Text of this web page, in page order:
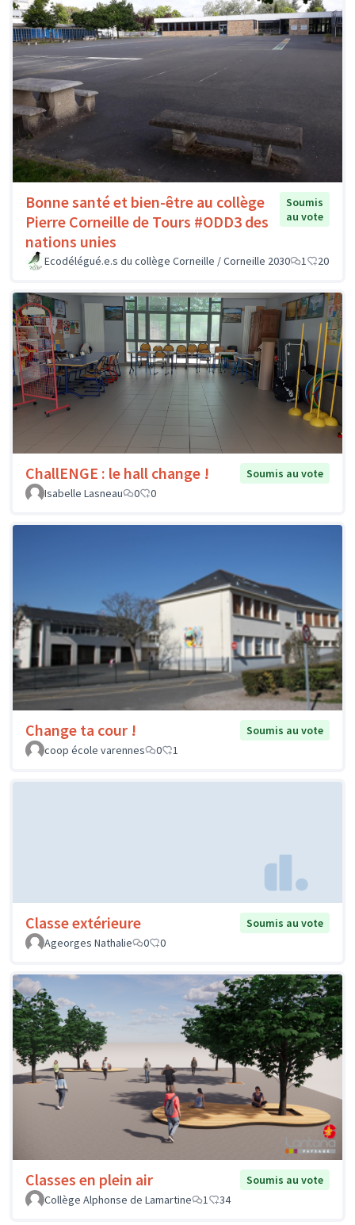
Bonne santé et bien-être au collège
Pierre Corneille de Tours #ODD3 des
nations unies
Soumis
au vote
Ecodélégué.e.s du collège Corneille / Corneille 2030 1 20
ChallENGE : le hall change !
Soumis au vote
Isabelle Lasneau
0 0
Change ta cour !
Soumis au vote
coop école varennes
0 1
Classe extérieure
Soumis au vote
Ageorges Nathalie
0 0
Classes en plein air
Soumis au vote
Collège Alphonse de Lamartine
1 34